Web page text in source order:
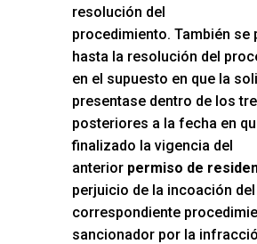
resolución del
procedimiento. También se
hasta la resolución del
en el supuesto en que la
presentase dentro de los
posteriores a la fecha en
finalizado la vigencia del
anterior permiso de
perjuicio de la incoación del
correspondiente
sancionador por la